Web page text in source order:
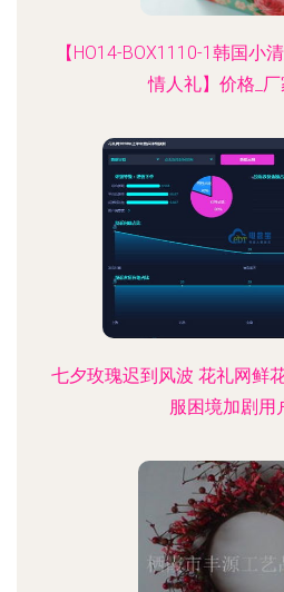
【HO14-BOX1110-1韩国小
情人礼】价格_厂
七夕玫瑰迟到风波 花礼网鲜
服困境加剧用